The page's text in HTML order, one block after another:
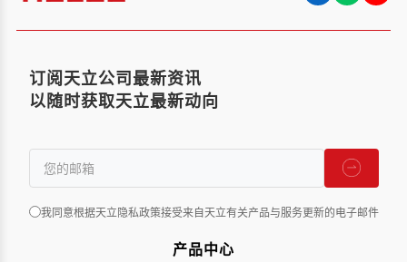
订阅天立公司最新资讯
以随时获取天立最新动向
我同意根据天立隐私政策接受来自天立有关产品与服务更新的电子邮件
产品中心